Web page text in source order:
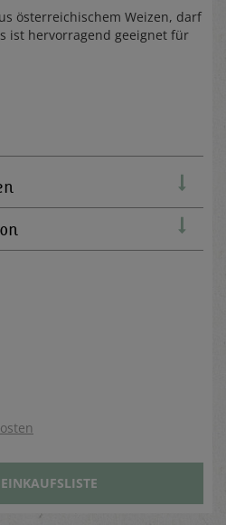
österreichischem Weizen, darf
ist hervorragend geeignet für
EINKAUFSLISTE